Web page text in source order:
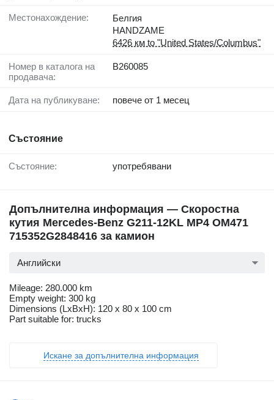
Местонахождение:
Белгия
HANDZAME
6426 км to "United States/Columbus"
Номер в каталога на
продавача:
B260085
Дата на публикуване: повече от 1 месец
Състояние
Състояние: употребявани
Допълнителна информация — Скоростна
кутия Mercedes-Benz G211-12KL MP4 OM471
715352G2848416 за камион
Английски
Mileage: 280.000 km
Empty weight: 300 kg
Dimensions (LxBxH): 120 x 80 x 100 cm
Part suitable for: trucks
Искане за допълнителна информация